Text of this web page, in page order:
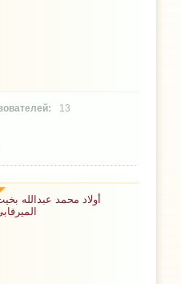
13
أولاد محمد عبدالله